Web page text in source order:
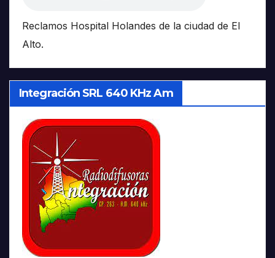
Reclamos Hospital Holandes de la ciudad de El
Alto.
Integración SRL 640 KHz Am